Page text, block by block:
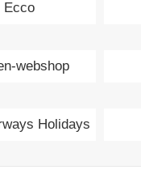
Ecco
webshop
Holidays